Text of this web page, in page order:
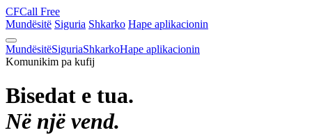
CFCall Free
Mundësitë Siguria Shkarko Hape aplikacionin
MundësitëSiguriaShkarkoHape aplikacionin
Komunikim pa kufij
Bisedat e tua.
Në një vend.